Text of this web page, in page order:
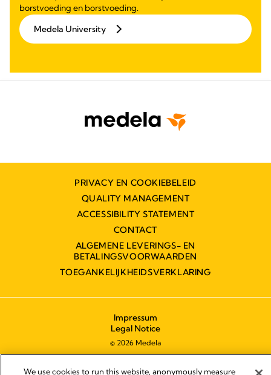
borstvoeding en borstvoeding.
Medela University
PRIVACY EN COOKIEBELEID
QUALITY MANAGEMENT
ACCESSIBILITY STATEMENT
CONTACT
ALGEMENE LEVERINGS- EN
BETALINGSVOORWAARDEN
TOEGANKELIJKHEIDSVERKLARING
Impressum
Legal Notice
© 2026 Medela
We use cookies to run this website, anonymously measure